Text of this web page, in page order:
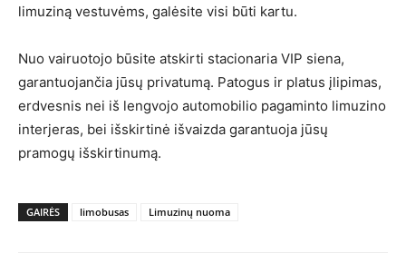
limuziną vestuvėms, galėsite visi būti kartu.
Nuo vairuotojo būsite atskirti stacionaria VIP siena,
garantuojančia jūsų privatumą. Patogus ir platus įlipimas,
erdvesnis nei iš lengvojo automobilio pagaminto limuzino
interjeras, bei išskirtinė išvaizda garantuoja jūsų
pramogų išskirtinumą.
GAIRĖS limobusas Limuzinų nuoma